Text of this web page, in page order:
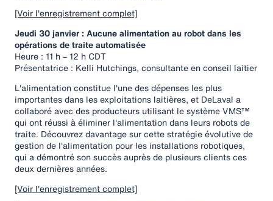
[Voir l'enregistrement complet]
Jeudi 30 janvier : Aucune alimentation au robot dans les
opérations de traite automatisée
Heure : 11 h – 12 h CDT
Présentatrice : Kelli Hutchings, consultante en conseil laitier
L'alimentation constitue l'une des dépenses les plus
importantes dans les exploitations laitières, et DeLaval a
collaboré avec des producteurs utilisant le système VMS™
qui ont réussi à éliminer l'alimentation dans leurs robots de
traite. Découvrez davantage sur cette stratégie évolutive de
gestion de l'alimentation pour les installations robotiques,
qui a démontré son succès auprès de plusieurs clients ces
deux dernières années.
[Voir l'enregistrement complet]